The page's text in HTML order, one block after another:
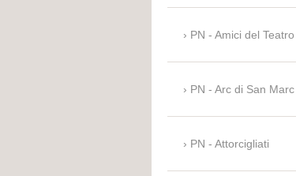
PN - Amici del Teatro
PN - Arc di San Marc
PN - Attorcigliati